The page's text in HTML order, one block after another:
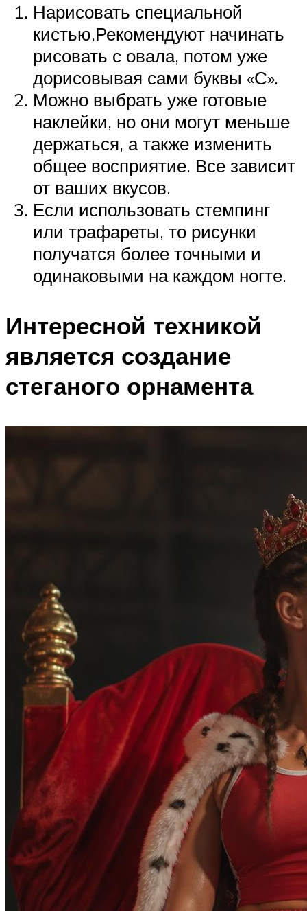
Нарисовать специальной
кистью.Рекомендуют начинать
рисовать с овала, потом уже
дорисовывая сами буквы «С».
Можно выбрать уже готовые
наклейки, но они могут меньше
держаться, а также изменить
общее восприятие. Все зависит
от ваших вкусов.
Если использовать стемпинг
или трафареты, то рисунки
получатся более точными и
одинаковыми на каждом ногте.
Интересной техникой
является создание
стеганого орнамента